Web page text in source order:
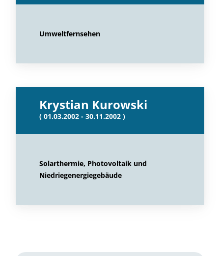
Umweltfernsehen
Krystian Kurowski
( 01.03.2002 - 30.11.2002 )
Solarthermie, Photovoltaik und
Niedriegenergiegebäude